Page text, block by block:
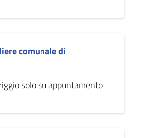
comunale di
solo su appuntamento